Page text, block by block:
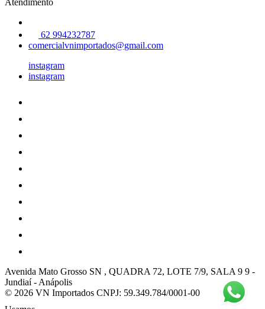
62 994232787
comercialvnimportados@gmail.com
instagram
instagram
Avenida Mato Grosso SN , QUADRA 72, LOTE 7/9, SALA 9 9 -
Jundiaí - Anápolis
© 2026 VN Importados CNPJ: 59.349.784/0001-00